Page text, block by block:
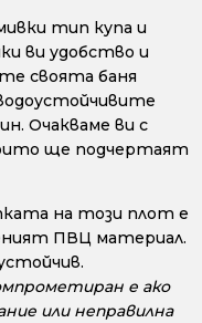
тип купа и
ви удобство и
своята баня
Очакваме ви с
ще подчертаят
на този плот е
ПВЦ материал.
е ако
или неправилна